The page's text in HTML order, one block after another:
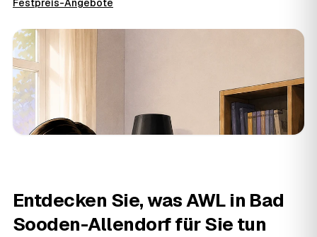
Festpreis-Angebote
Entdecken Sie, was AWL in Bad
Sooden-Allendorf für Sie tun